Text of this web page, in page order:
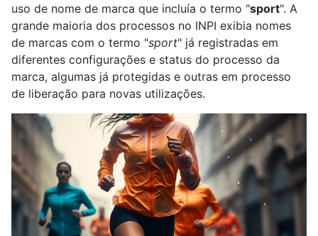
uso de nome de marca que incluía o termo "sport". A
grande maioria dos processos no INPI exibia nomes
de marcas com o termo "sport" já registradas em
diferentes configurações e status do processo da
marca, algumas já protegidas e outras em processo
de liberação para novas utilizações.